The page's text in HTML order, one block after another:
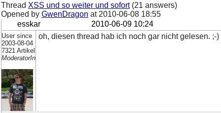
Thread XSS und so weiter und sofort(21 answers)
Opened by GwenDragon at 2010-06-08 18:55
esskar
2010-06-09 10:24
User since
2003-08-04
7321 Artikel
ModeratorIn
oh, diesen thread hab ich noch gar nicht gelesen. ;-)